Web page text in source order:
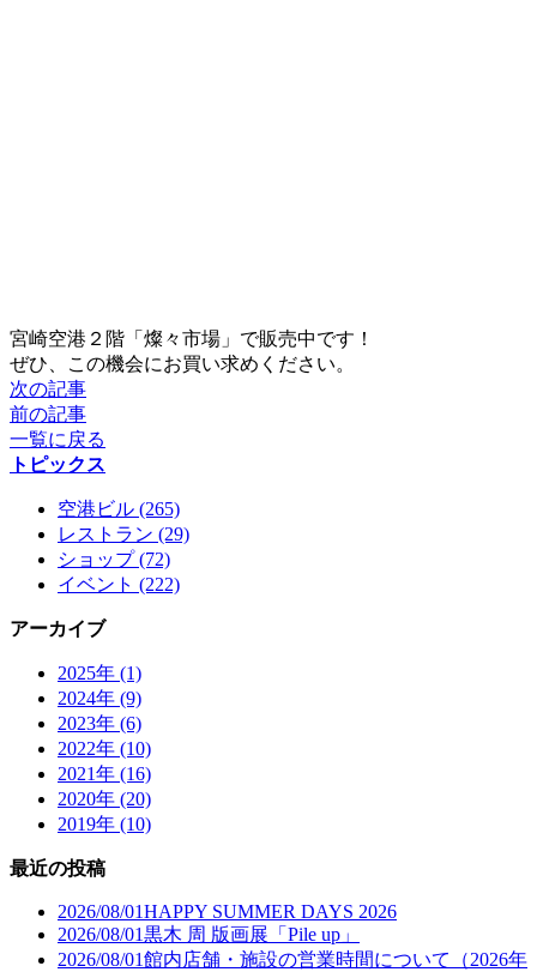
宮崎空港２階「燦々市場」で販売中です！
ぜひ、この機会にお買い求めください。
次の記事
前の記事
一覧に戻る
トピックス
空港ビル (265)
レストラン (29)
ショップ (72)
イベント (222)
アーカイブ
2025年 (1)
2024年 (9)
2023年 (6)
2022年 (10)
2021年 (16)
2020年 (20)
2019年 (10)
最近の投稿
2026/08/01HAPPY SUMMER DAYS 2026
2026/08/01黒木 周 版画展「Pile up」
2026/08/01館内店舗・施設の営業時間について（2026年